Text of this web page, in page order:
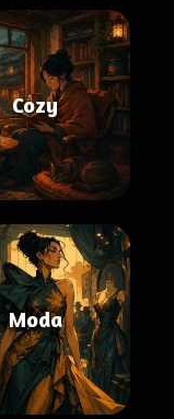
Cozy
Moda